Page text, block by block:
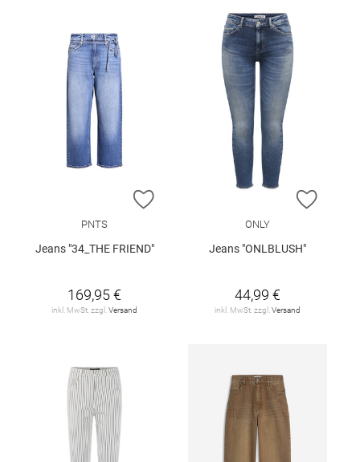
ZUR WUNSCHLISTE HINZUFÜGEN
PNTS
Jeans "34_THE FRIEND"
169,95 €
inkl. MwSt. zzgl. Versand
ZUR
ONLY
Jeans "ONLBLUSH"
44,99 €
inkl. MwSt. zzgl. Versand